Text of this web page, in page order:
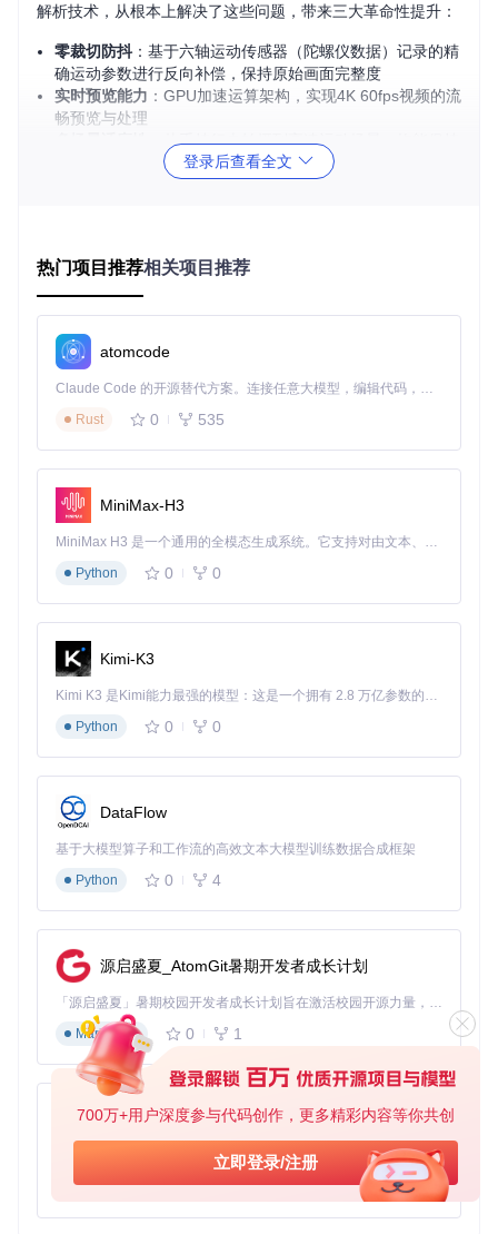
700万+用户深度参与代码创作，更多精彩内容等你共创
立即登录/注册
解析技术，从根本上解决了这些问题，带来三大革命性提升：
零裁切防抖：基于六轴运动传感器（陀螺仪数据）记录的精
确运动参数进行反向补偿，保持原始画面完整度
实时预览能力 ：GPU加速运算架构，实现4K 60fps视频的流
畅预览与处理
：从手持行走拍摄到高速运动场景，均能保持
稳定自然的画面效果
技术优势对比表格
评估维度
GyroFlow
抖
硬件防抖
画面裁切
0%（完全保
处理速度
加速）
支持 有限支持 不支持
运动轨迹平
调节
丰富
创新解决方案：GyroFlow技术原理与架构
算法往往难以满足需求。GyroFlow采用模块化架构设计，通
过三大核心技术组件协同工作，提供全方位的防抖解决方案。
GyroFlow能够自动识别并解析多种格式的陀螺仪数据，包括G
oPro的GPMF格式、Sony和Canon的原生数据格式，以及Bet
法，确保视频帧与陀螺仪数据的精确对齐，为后续稳定处理奠
定基础。
核心采用基于互补滤波的IMU（惯性测量单元）数据融合技
术，结合自适应平滑算法，能够区分有意运动和无意抖动。算
法流程如下：
数据预处理：噪声过滤与时间校准
运动状态估计：通过陀螺仪与加速度计数据融合计算设备
反向补偿计算：生成与抖动方向相反的补偿向量
动态裁切优化：根据运动幅度自动调整最佳裁切范围
利用现代GPU的并行计算能力，GyroFlow实现了实时预览和
快速渲染。支持多种图形API（OpenGL、Vulkan、Metal、Dir
登录后查看全文
热门项目推荐相关项目推荐
atomcode
Claude Code 的开源替代方案。连接任意大模型，编辑代码，运行命令，自动验证 — 全自动执行。用 Rust 构建，极致性能。 ｜ An open-source alternative to Claude Code. Connect any LLM, edit code, run commands, and verify changes — autonomously. Built in Rust for speed. Get Started
Rust
0 535
MiniMax-H3
MiniMax H3 是一个通用的全模态生成系统。它支持对由文本、图像、视频和音频组成的多模态上下文进行统一理解，并能生成分辨率高达 2K、时长可达 15 秒的带原生立体声音频的视频。得益于面向任务泛化的系统设计，H3 在预训练阶段就已具备广泛的多模态上下文理解与生成能力，能够出色地执行复杂的多模态指令。
Python
0 0
Kimi-K3
Kimi K3 是Kimi能力最强的模型：这是一个拥有 2.8 万亿参数的混合专家（MoE）模型，具备原生视觉理解能力，并支持 100 万 token 的上下文窗口。
Python
0 0
DataFlow
基于大模型算子和工作流的高效文本大模型训练数据合成框架
Python
0 4
源启盛夏_AtomGit暑期开发者成长计划
「源启盛夏」暑期校园开发者成长计划旨在激活校园开源力量，通过积分激励、认证扶持、资源倾斜等形式，引导高校组织和开发者完成「入驻 — 建项目 — 做贡献 — 获认证 — 得资源」的完整闭环。无论你是想带领社团入驻平台的组织者，还是希望用代码贡献证明自己的开发者，都能在这里找到属于你的成长路径。
Markdown
0 1
py-xiaozhi
基于Python的Xiaozhi AI，适用于想要完整Xiaozhi体验而无需拥有专用硬件的用户。
Python
0 1